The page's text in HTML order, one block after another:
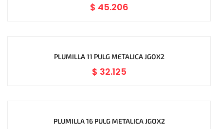
$ 45.206
PLUMILLA 11 PULG METALICA JGOX2
$ 32.125
PLUMILLA 16 PULG METALICA JGOX2